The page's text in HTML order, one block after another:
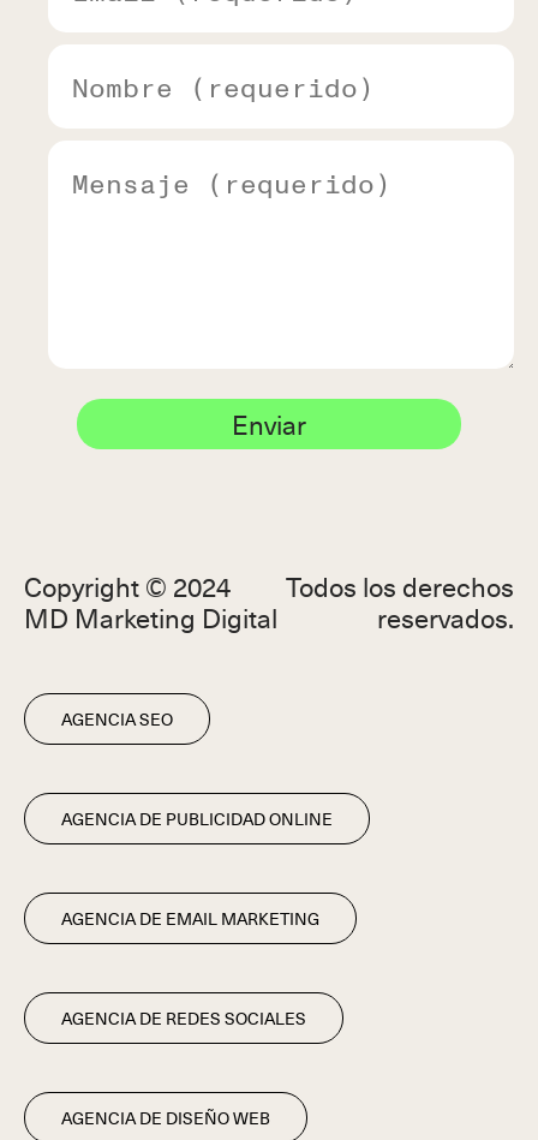
Enviar
Copyright © 2024
MD Marketing Digital
Todos los derechos
reservados.
AGENCIA SEO
AGENCIA DE PUBLICIDAD ONLINE
AGENCIA DE EMAIL MARKETING
AGENCIA DE REDES SOCIALES
AGENCIA DE DISEÑO WEB